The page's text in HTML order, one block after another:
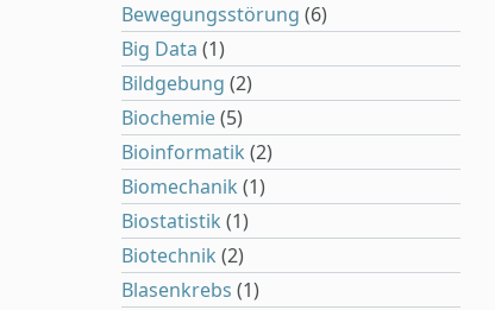
Bewegungsstörung (6)
Big Data (1)
Bildgebung (2)
Biochemie(5)
Bioinformatik (2)
Biomechanik (1)
Biostatistik (1)
Biotechnik (2)
Blasenkrebs (1)